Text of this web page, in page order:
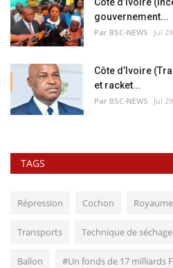
gouvernement...
Par BSC-NEWS Jul
Côte d’Ivoire
et racket...
Par BSC-NEWS Jul
TAGS
Répression Cochon
Transports Technique de séchage
Ballon #Un fonds de 17 milliards F